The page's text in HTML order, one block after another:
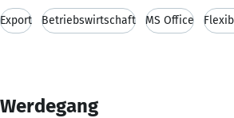
Export Betriebswirtschaft MS Office
Werdegang